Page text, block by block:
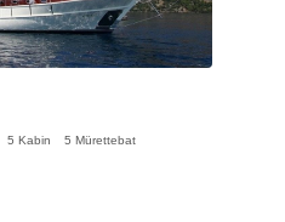
5 Kabin 5 Mürettebat